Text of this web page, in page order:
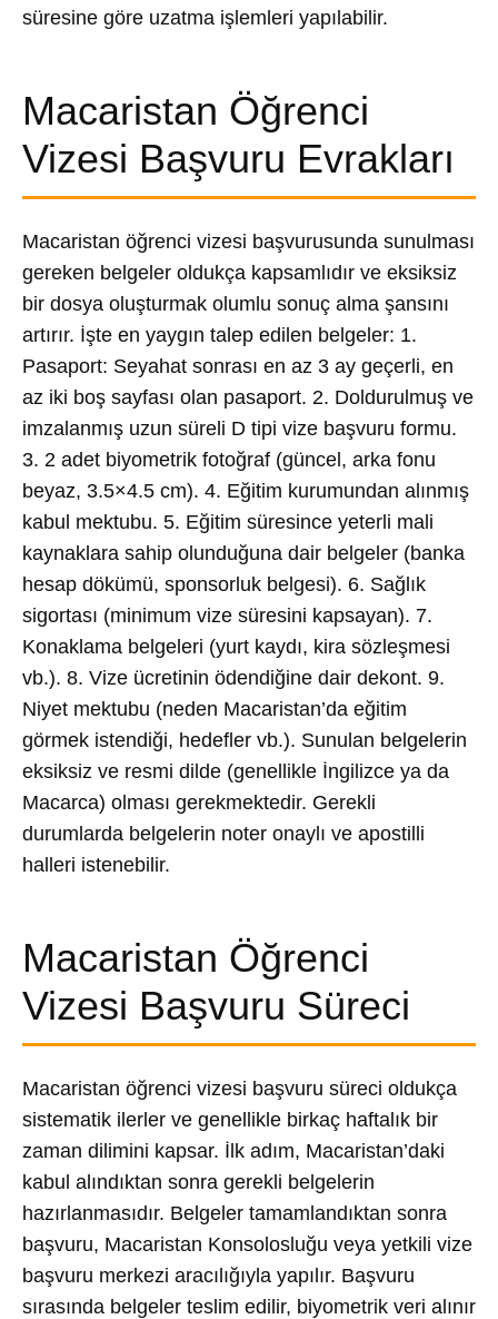
süresine göre uzatma işlemleri yapılabilir.
Macaristan Öğrenci
Vizesi Başvuru Evrakları
Macaristan öğrenci vizesi başvurusunda sunulması
gereken belgeler oldukça kapsamlıdır ve eksiksiz
bir dosya oluşturmak olumlu sonuç alma şansını
artırır. İşte en yaygın talep edilen belgeler: 1.
Pasaport: Seyahat sonrası en az 3 ay geçerli, en
az iki boş sayfası olan pasaport. 2. Doldurulmuş ve
imzalanmış uzun süreli D tipi vize başvuru formu.
3. 2 adet biyometrik fotoğraf (güncel, arka fonu
beyaz, 3.5×4.5 cm). 4. Eğitim kurumundan alınmış
kabul mektubu. 5. Eğitim süresince yeterli mali
kaynaklara sahip olunduğuna dair belgeler (banka
hesap dökümü, sponsorluk belgesi). 6. Sağlık
sigortası (minimum vize süresini kapsayan). 7.
Konaklama belgeleri (yurt kaydı, kira sözleşmesi
vb.). 8. Vize ücretinin ödendiğine dair dekont. 9.
Niyet mektubu (neden Macaristan’da eğitim
görmek istendiği, hedefler vb.). Sunulan belgelerin
eksiksiz ve resmi dilde (genellikle İngilizce ya da
Macarca) olması gerekmektedir. Gerekli
durumlarda belgelerin noter onaylı ve apostilli
halleri istenebilir.
Macaristan Öğrenci
Vizesi Başvuru Süreci
Macaristan öğrenci vizesi başvuru süreci oldukça
sistematik ilerler ve genellikle birkaç haftalık bir
zaman dilimini kapsar. İlk adım, Macaristan’daki
kabul alındıktan sonra gerekli belgelerin
hazırlanmasıdır. Belgeler tamamlandıktan sonra
başvuru, Macaristan Konsolosluğu veya yetkili vize
başvuru merkezi aracılığıyla yapılır. Başvuru
sırasında belgeler teslim edilir, biyometrik veri alınır